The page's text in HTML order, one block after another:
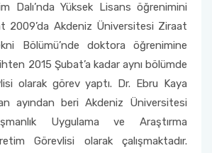
Dalı’nda Yüksek Lisans öğrenimini
2009’da Akdeniz Üniversitesi Ziraat
Bölümü’nde doktora öğrenimine
2015 Şubat’a kadar aynı bölümde
olarak görev yaptı. Dr. Ebru Kaya
ayından beri Akdeniz Üniversitesi
Uygulama ve Araştırma
Görevlisi olarak çalışmaktadır.